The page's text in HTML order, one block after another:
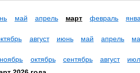
май апрель март февраль
август июнь май апрель
ноябрь октябрь сентябрь август